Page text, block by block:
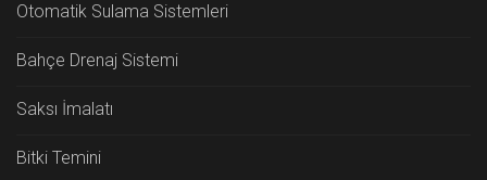
Otomatik Sulama Sistemleri
Bahçe Drenaj Sistemi
Saksı İmalatı
Bitki Temini